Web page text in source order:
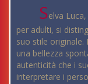
Selva
per adulti, si
suo stile originale.
una bellezza
autenticità che i
interpretare i